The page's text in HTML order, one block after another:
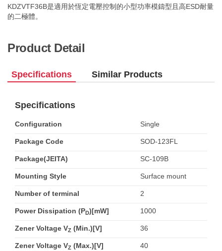
KDZVTF36B是適用於恆定電壓控制的小型功率模鑄型且高ESD耐量
的二極體。
Product Detail
Specifications Similar Products
Specifications
Configuration Single
Package Code SOD-123FL
Package(JEITA) SC-109B
Mounting Style Surface mount
Number of terminal 2
Power Dissipation (PD)[mW] 1000
Zener Voltage VZ (Min.)[V] 36
Zener Voltage VZ (Max.)[V] 40